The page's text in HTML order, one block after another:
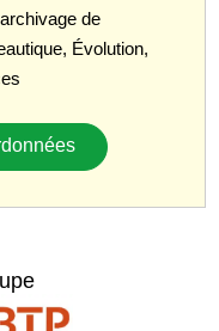
de
Évolution,